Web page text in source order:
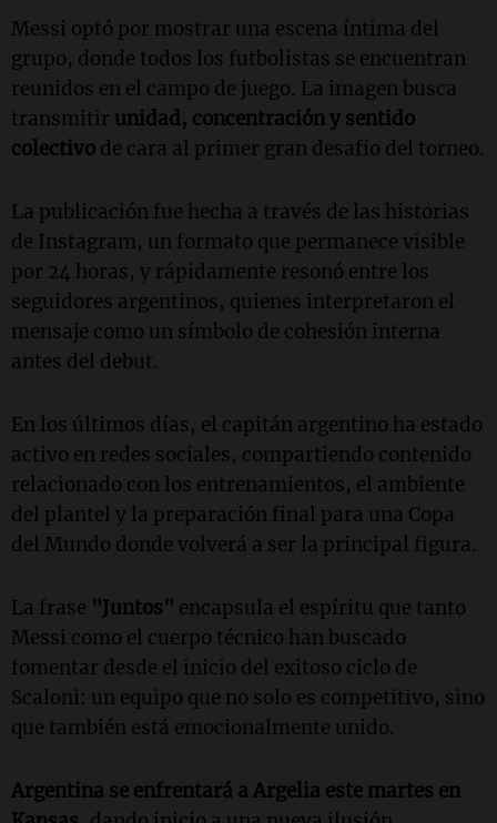
Messi optó por mostrar una escena íntima del
grupo, donde todos los futbolistas se encuentran
reunidos en el campo de juego. La imagen busca
transmitir unidad, concentración y sentido
colectivo de cara al primer gran desafío del torneo.
La publicación fue hecha a través de las historias
de Instagram, un formato que permanece visible
por 24 horas, y rápidamente resonó entre los
seguidores argentinos, quienes interpretaron el
mensaje como un símbolo de cohesión interna
antes del debut.
En los últimos días, el capitán argentino ha estado
activo en redes sociales, compartiendo contenido
relacionado con los entrenamientos, el ambiente
del plantel y la preparación final para una Copa
del Mundo donde volverá a ser la principal figura.
La frase "Juntos" encapsula el espíritu que tanto
Messi como el cuerpo técnico han buscado
fomentar desde el inicio del exitoso ciclo de
Scaloni: un equipo que no solo es competitivo, sino
que también está emocionalmente unido.
Argentina se enfrentará a Argelia este martes en